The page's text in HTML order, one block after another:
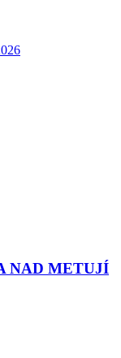
NAD METUJÍ